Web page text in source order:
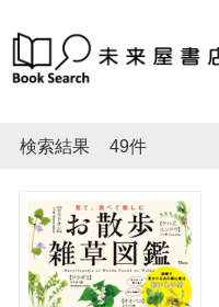
検索結果 49件